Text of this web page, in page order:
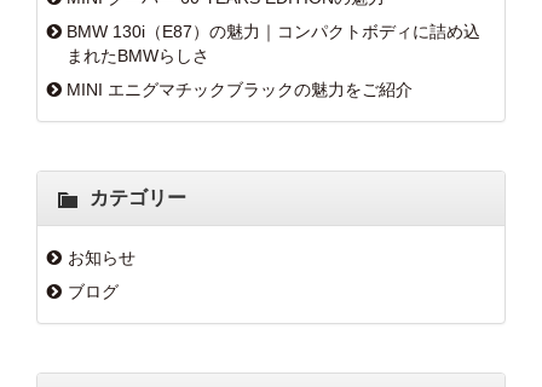
BMW 130i（E87）の魅力｜コンパクトボディに詰め込
まれたBMWらしさ
MINI エニグマチックブラックの魅力をご紹介
カテゴリー
お知らせ
ブログ